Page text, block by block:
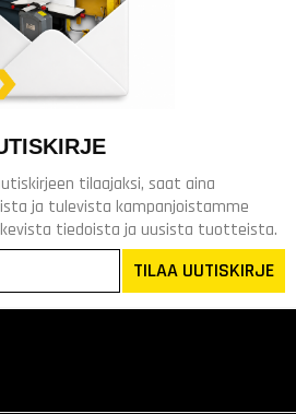
tilaajaksi, saat aina
ja tulevista kampanjoistamme
tiedoista ja uusista tuotteista.
TILAA UUTISKIRJE